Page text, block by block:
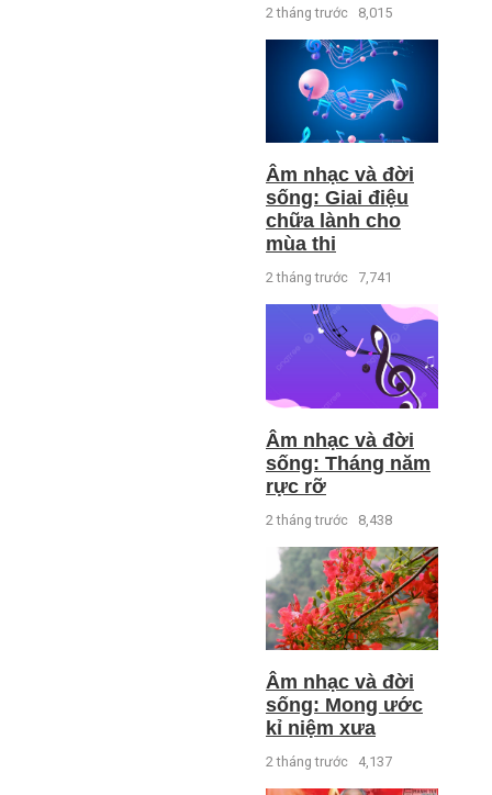
2 tháng trước 8,015
Âm nhạc và đời
sống: Giai điệu
chữa lành cho
mùa thi
2 tháng trước 7,741
Âm nhạc và đời
sống: Tháng năm
rực rỡ
2 tháng trước 8,438
Âm nhạc và đời
sống: Mong ước
kỉ niệm xưa
2 tháng trước 4,137